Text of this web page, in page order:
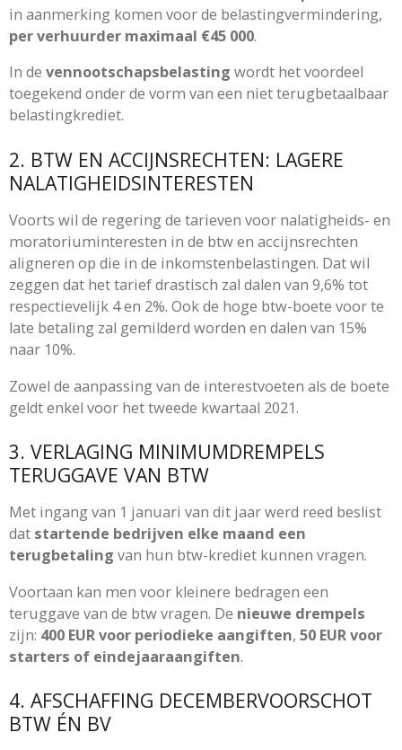
in aanmerking komen voor de belastingvermindering,
per verhuurder maximaal €45 000.
In de vennootschapsbelasting wordt het voordeel
toegekend onder de vorm van een niet terugbetaalbaar
belastingkrediet.
2. BTW EN ACCIJNSRECHTEN: LAGERE
NALATIGHEIDSINTERESTEN
Voorts wil de regering de tarieven voor nalatigheids- en
moratoriuminteresten in de btw en accijnsrechten
aligneren op die in de inkomstenbelastingen. Dat wil
zeggen dat het tarief drastisch zal dalen van 9,6% tot
respectievelijk 4 en 2%. Ook de hoge btw-boete voor te
late betaling zal gemilderd worden en dalen van 15%
naar 10%.
Zowel de aanpassing van de interestvoeten als de boete
geldt enkel voor het tweede kwartaal 2021.
3. VERLAGING MINIMUMDREMPELS
TERUGGAVE VAN BTW
Met ingang van 1 januari van dit jaar werd reed beslist
dat startende bedrijven elke maand een
terugbetaling van hun btw-krediet kunnen vragen.
Voortaan kan men voor kleinere bedragen een
teruggave van de btw vragen. De nieuwe drempels
zijn: 400 EUR voor periodieke aangiften, 50 EUR voor
starters of eindejaaraangiften.
4. AFSCHAFFING DECEMBERVOORSCHOT
BTW ÉN BV